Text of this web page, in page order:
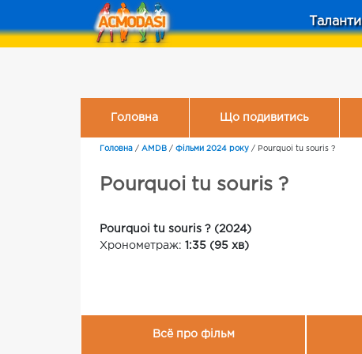
Таланти
Головна Що подивитись
Головна / AMDB / Фільми 2024 року / Pourquoi tu souris ?
Pourquoi tu souris ?
Pourquoi tu souris ? (2024)
Хронометраж: 1:35 (95 хв)
Всё про фільм